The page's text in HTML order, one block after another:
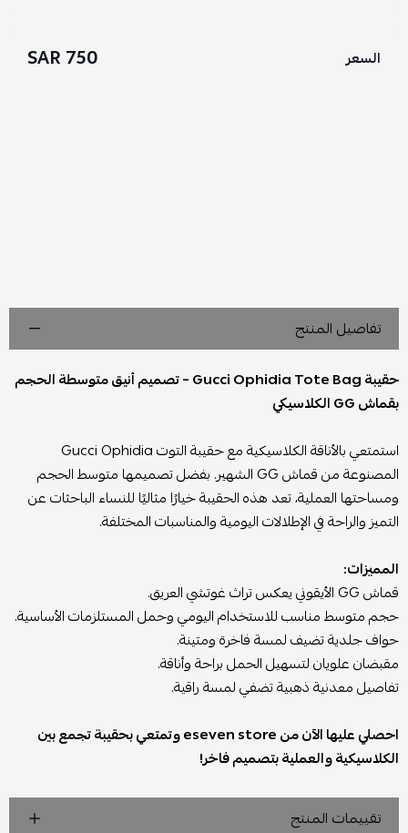
السعر 750 SAR
تفاصيل المنتج
حقيبة Gucci Ophidia Tote Bag – تصميم أنيق متوسطة الحجم
بقماش GG الكلاسيكي
استمتعي بالأناقة الكلاسيكية مع حقيبة التوت Gucci Ophidia
المصنوعة من قماش GG الشهير. بفضل تصميمها متوسط الحجم
ومساحتها العملية، تعد هذه الحقيبة خيارًا مثاليًا للنساء الباحثات عن
التميز والراحة في الإطلالات اليومية والمناسبات المختلفة.
المميزات:
قماش GG الأيقوني يعكس تراث غوتشي العريق.
حجم متوسط مناسب للاستخدام اليومي وحمل المستلزمات الأساسية.
حواف جلدية تضيف لمسة فاخرة ومتينة.
مقبضان علويان لتسهيل الحمل براحة وأناقة.
تفاصيل معدنية ذهبية تضفي لمسة راقية.
احصلي عليها الآن من eseven store وتمتعي بحقيبة تجمع بين
الكلاسيكية والعملية بتصميم فاخر!
تقييمات المنتج